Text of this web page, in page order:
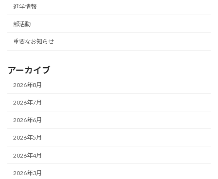
進学情報
部活動
重要なお知らせ
アーカイブ
2026年8月
2026年7月
2026年6月
2026年5月
2026年4月
2026年3月